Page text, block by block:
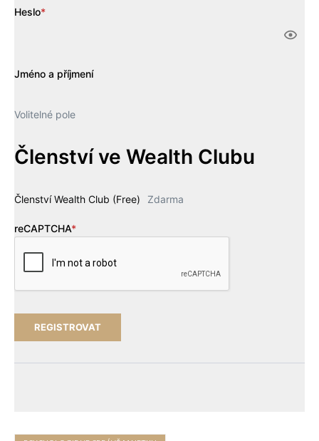
Heslo*
Jméno a příjmení
Volitelné pole
Členství ve Wealth Clubu
Členství Wealth Club (Free) Zdarma
reCAPTCHA*